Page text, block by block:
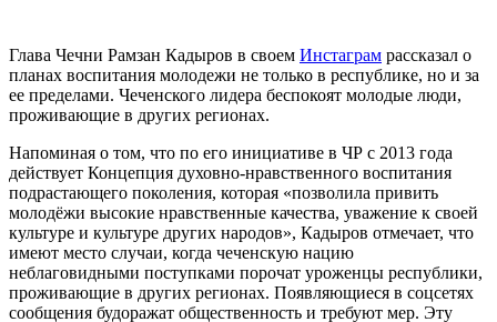
Глава Чечни Рамзан Кадыров в своем Инстаграм рассказал о
планах воспитания молодежи не только в республике, но и за
ее пределами. Чеченского лидера беспокоят молодые люди,
проживающие в других регионах.
Напоминая о том, что по его инициативе в ЧР с 2013 года
действует Концепция духовно-нравственного воспитания
подрастающего поколения, которая «позволила привить
молодёжи высокие нравственные качества, уважение к своей
культуре и культуре других народов», Кадыров отмечает, что
имеют место случаи, когда чеченскую нацию
неблаговидными поступками порочат уроженцы республики,
проживающие в других регионах. Появляющиеся в соцсетях
сообщения будоражат общественность и требуют мер. Эту